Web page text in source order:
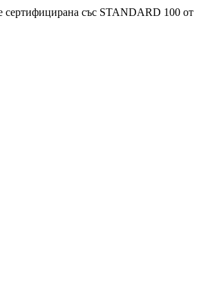
сертифицирана със STANDARD 100 от